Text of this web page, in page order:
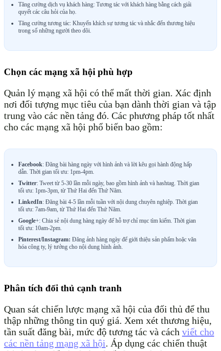
Tăng cường dịch vụ khách hàng: Tương tác với khách hàng bằng cách giải
quyết các câu hỏi của họ.
Tăng cường tương tác: Khuyến khích sự tương tác và nhắc đến thương hiệu
trong số những người theo dõi.
Chọn các mạng xã hội phù hợp
Quản lý mạng xã hội có thể mất thời gian. Xác định
nơi đối tượng mục tiêu của bạn dành thời gian và tập
trung vào các nền tảng đó. Các phương pháp tốt nhất
cho các mạng xã hội phổ biến bao gồm:
Facebook: Đăng bài hàng ngày với hình ảnh và lời kêu gọi hành động hấp
dẫn. Thời gian tối ưu: 1pm-4pm.
Twitter: Tweet từ 5-30 lần mỗi ngày, bao gồm hình ảnh và hashtag. Thời gian
tối ưu: 1pm-3pm, từ Thứ Hai đến Thứ Năm.
LinkedIn: Đăng bài 4-5 lần mỗi tuần với nội dung chuyên nghiệp. Thời gian
tối ưu: 7am-9am, từ Thứ Hai đến Thứ Năm.
Google+: Chia sẻ nội dung hàng ngày để hỗ trợ chỉ mục tìm kiếm. Thời gian
tối ưu: 10am-2pm.
Pinterest/Instagram: Đăng ảnh hàng ngày để giới thiệu sản phẩm hoặc văn
hóa công ty, lý tưởng cho nội dung hình ảnh.
Phân tích đối thủ cạnh tranh
Quan sát chiến lược mạng xã hội của đối thủ để thu
thập những thông tin quý giá. Xem xét thương hiệu,
tần suất đăng bài, mức độ tương tác và cách viết cho
các nền tảng mạng xã hội. Áp dụng các chiến thuật